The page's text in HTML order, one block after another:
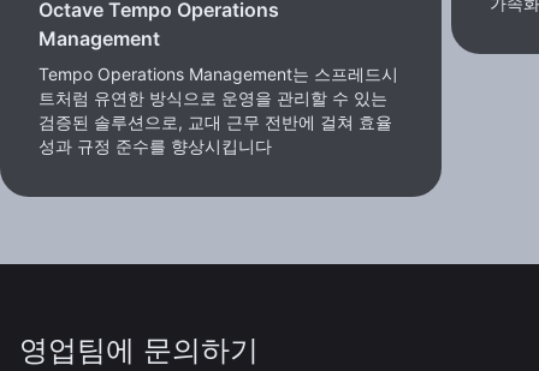
Octave Tempo Operations
Management
Tempo Operations Management는 스프레드시
트처럼 유연한 방식으로 운영을 관리할 수 있는
검증된 솔루션으로, 교대 근무 전반에 걸쳐 효율
성과 규정 준수를 향상시킵니다
영업팀에 문의하기